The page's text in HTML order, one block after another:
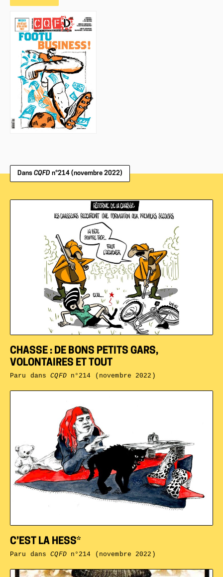
Dans CQFD n°214 (novembre 2022)
C’EST LA HESS*
Paru dansCQFDn°214 (novembre 2022)
CHASSE : DE BONS PETITS GARS,
VOLONTAIRES ET TOUT
Paru dansCQFDn°214 (novembre 2022)